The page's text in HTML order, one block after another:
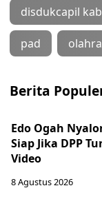
disdukcapil
pad
Berita
Edo Ogah
Siap Jika DPP
Video
8 Agustus 2026